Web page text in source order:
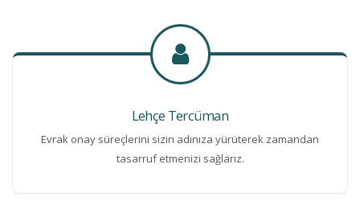
Lehçe Tercüman
Evrak onay süreçlerini sizin adınıza yürüterek zamandan
tasarruf etmenizi sağlarız.